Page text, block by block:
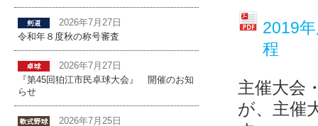
2019
程
主催大会
が、主催
2026年7月27日
令和年８度秋の称号審査
2026年7月27日
『第45回狛江市民卓球大会』 開催のお知
らせ
2026年7月25日